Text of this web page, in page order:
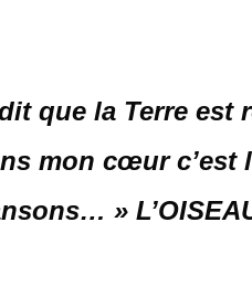
que la Terre est
mon cœur c’est
»